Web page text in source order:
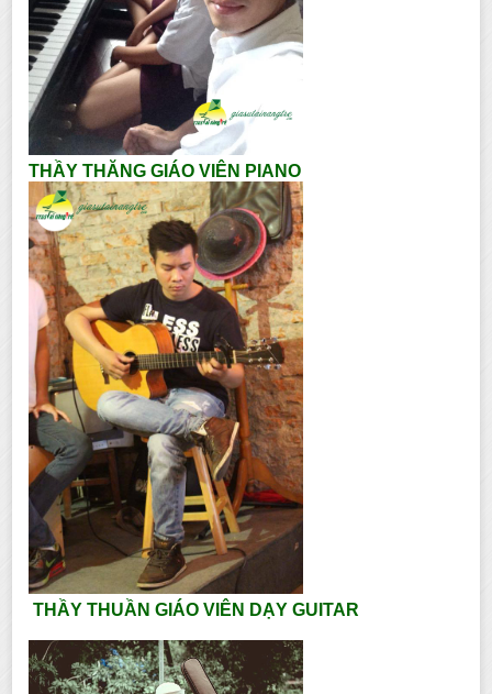
THẦY THĂNG GIÁO VIÊN PIANO
THẦY THUẦN GIÁO VIÊN DẠY GUITAR